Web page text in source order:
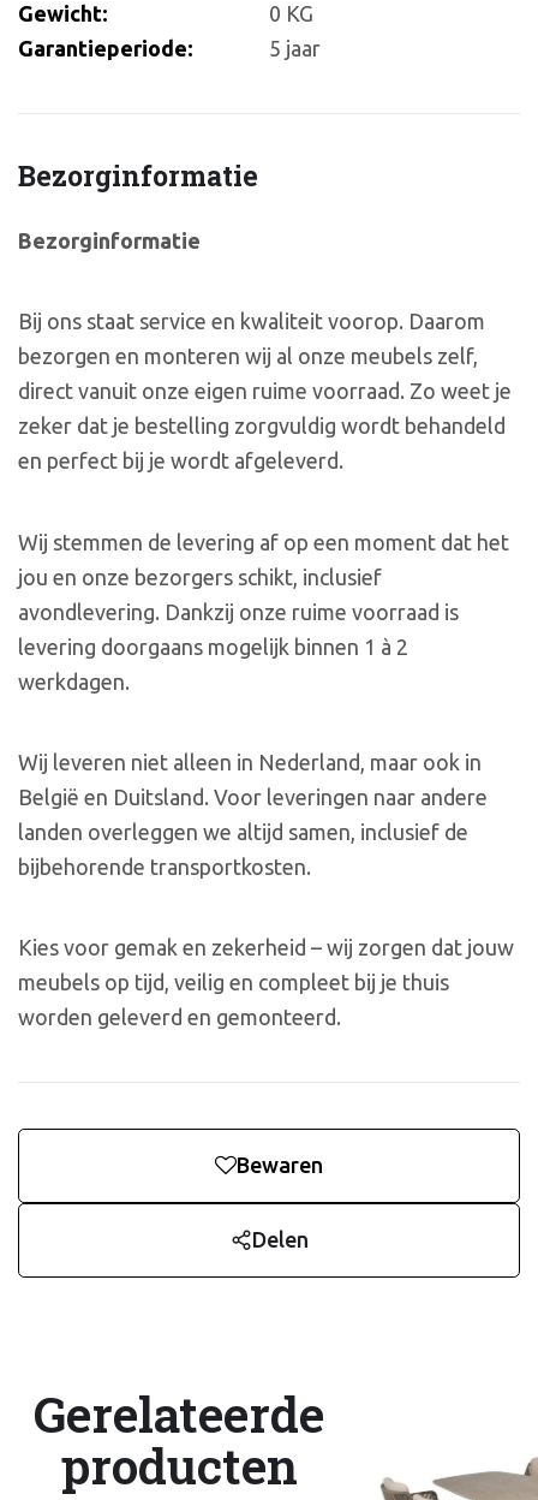
Gewicht:
0 KG
Garantieperiode:
5 jaar
Bezorginformatie
Bezorginformatie
Bij ons staat service en kwaliteit voorop. Daarom
bezorgen en monteren wij al onze meubels zelf,
direct vanuit onze eigen ruime voorraad. Zo weet je
zeker dat je bestelling zorgvuldig wordt behandeld
en perfect bij je wordt afgeleverd.
Wij stemmen de levering af op een moment dat het
jou en onze bezorgers schikt, inclusief
avondlevering. Dankzij onze ruime voorraad is
levering doorgaans mogelijk binnen 1 à 2
werkdagen.
Wij leveren niet alleen in Nederland, maar ook in
België en Duitsland. Voor leveringen naar andere
landen overleggen we altijd samen, inclusief de
bijbehorende transportkosten.
Kies voor gemak en zekerheid – wij zorgen dat jouw
meubels op tijd, veilig en compleet bij je thuis
worden geleverd en gemonteerd.
Bewaren
Delen
Gerelateerde
producten